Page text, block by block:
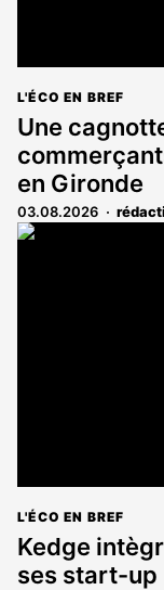
L'ÉCO EN BREF
Une
en Gironde
03.08.2026
L'ÉCO EN BREF
Kedge
ses start-up